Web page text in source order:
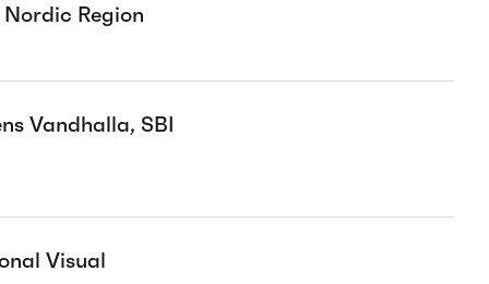
Region
Vandhalla, SBI
Visual